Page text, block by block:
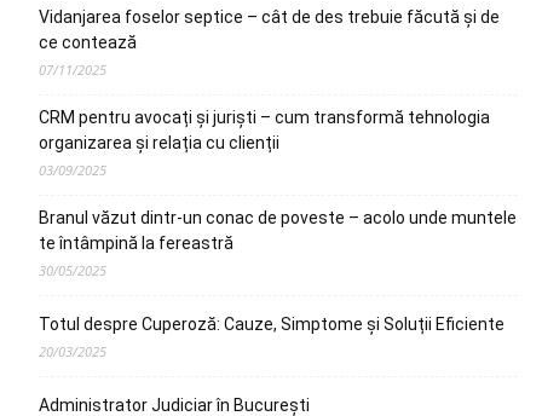
Vidanjarea foselor septice – cât de des trebuie făcută și de
ce contează
07/11/2025
CRM pentru avocați și juriști – cum transformă tehnologia
organizarea și relația cu clienții
03/09/2025
Branul văzut dintr-un conac de poveste – acolo unde muntele
te întâmpină la fereastră
30/05/2025
Totul despre Cuperoză: Cauze, Simptome și Soluții Eficiente
20/03/2025
Administrator Judiciar în București